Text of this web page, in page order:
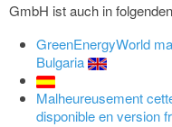
GmbH ist auch in
GreenEnergyWorld
Bulgaria
Malheureusement
disponible en version